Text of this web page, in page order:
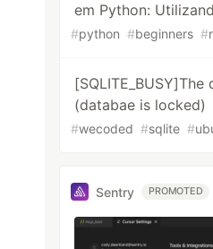
em Python:
#python #beginners #
(databae is locked)
#wecoded #sqlite #
Sentry PROMOTED